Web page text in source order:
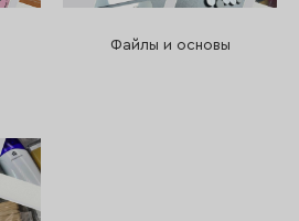
Файлы и основы